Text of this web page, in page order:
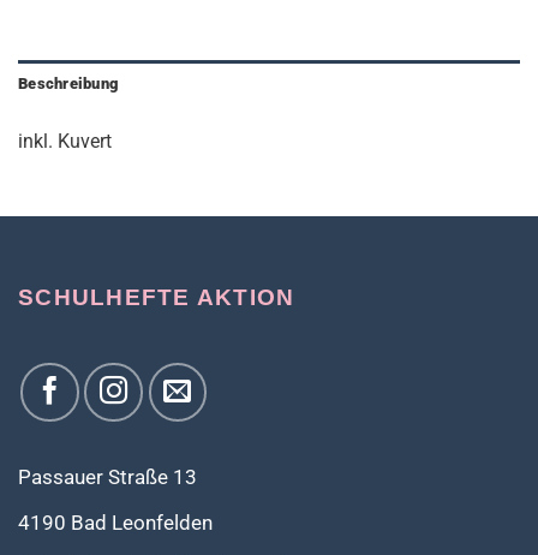
Beschreibung
inkl. Kuvert
SCHULHEFTE AKTION
Passauer Straße 13
4190 Bad Leonfelden